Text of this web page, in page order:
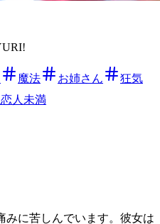
魔法 お姉さん
狂気
人未満
みに苦しんでいます。彼女は